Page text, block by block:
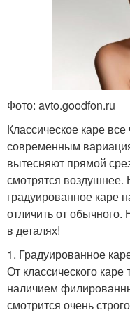
Фото: avto.goodfon.ru
Классическое каре
современным
вытесняют прямой
смотрятся воздушнее.
градуированное каре
отличить от обычного.
в деталях!
1. Градуированное
От классического каре
наличием
смотрится очень